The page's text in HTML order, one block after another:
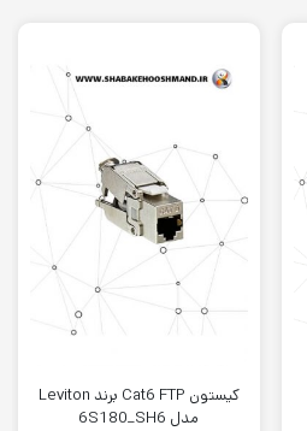
کيستون Cat6 FTP برند Leviton
مدل 6S180_SH6